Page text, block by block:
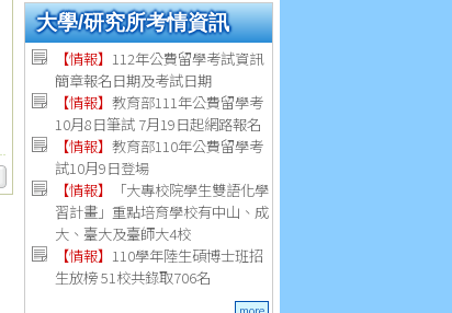
大學/研究所考情資訊
【情報】 112年公費留學考試資訊
簡章報名日期及考試日期
【情報】 教育部111年公費留學考
10月8日筆試 7月19日起網路報名
【情報】 教育部110年公費留學考
試10月9日登場
【情報】
「大專校院學生雙語化學
習計畫」重點培育學校有中山、成
大、臺大及臺師大4校
【情報】 110學年陸生碩博士班招
生放榜 51校共錄取706名